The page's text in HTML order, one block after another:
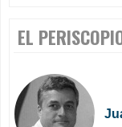
EL